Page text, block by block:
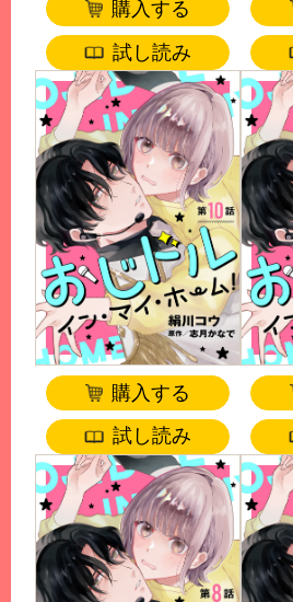
購入する
試し読み
購入する
試し読み